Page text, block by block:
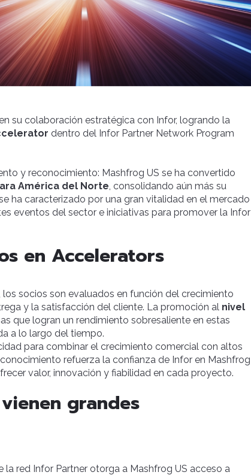
su colaboración estratégica con Infor, logrando la
dentro del Infor Partner Network Program
y reconocimiento: Mashfrog US se ha convertido
América del Norte, consolidando aún más su
ha caracterizado por una gran vitalidad en el mercado
eventos del sector e iniciativas para promover la Infor
en Accelerators
los socios son evaluados en función del crecimiento
y la satisfacción del cliente. La promoción al nivel
que logran un rendimiento sobresaliente en estas
a lo largo del tiempo.
para combinar el crecimiento comercial con altos
refuerza la confianza de Infor en Mashfrog
valor, innovación y fiabilidad en cada proyecto.
grandes
red Infor Partner otorga a Mashfrog US acceso a